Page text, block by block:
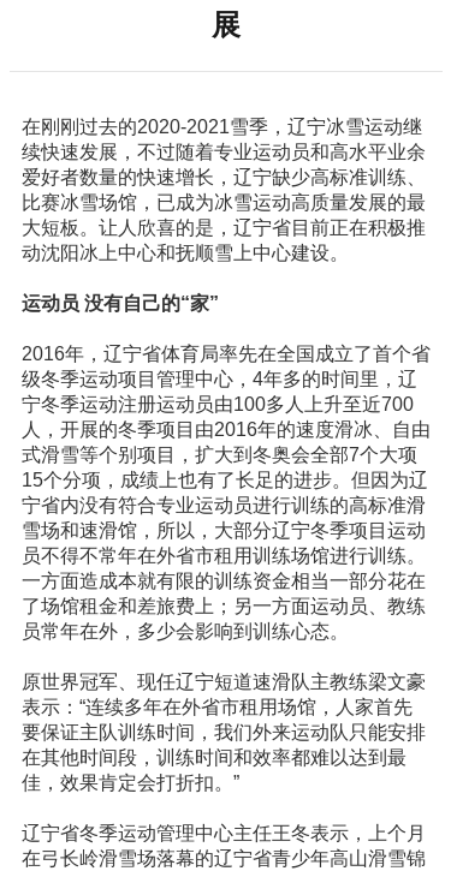
展
在刚刚过去的2020-2021雪季，辽宁冰雪运动继
续快速发展，不过随着专业运动员和高水平业余
爱好者数量的快速增长，辽宁缺少高标准训练、
比赛冰雪场馆，已成为冰雪运动高质量发展的最
大短板。让人欣喜的是，辽宁省目前正在积极推
动沈阳冰上中心和抚顺雪上中心建设。
运动员 没有自己的“家”
2016年，辽宁省体育局率先在全国成立了首个省
级冬季运动项目管理中心，4年多的时间里，辽
宁冬季运动注册运动员由100多人上升至近700
人，开展的冬季项目由2016年的速度滑冰、自由
式滑雪等个别项目，扩大到冬奥会全部7个大项
15个分项，成绩上也有了长足的进步。但因为辽
宁省内没有符合专业运动员进行训练的高标准滑
雪场和速滑馆，所以，大部分辽宁冬季项目运动
员不得不常年在外省市租用训练场馆进行训练。
一方面造成本就有限的训练资金相当一部分花在
了场馆租金和差旅费上；另一方面运动员、教练
员常年在外，多少会影响到训练心态。
原世界冠军、现任辽宁短道速滑队主教练梁文豪
表示：“连续多年在外省市租用场馆，人家首先
要保证主队训练时间，我们外来运动队只能安排
在其他时间段，训练时间和效率都难以达到最
佳，效果肯定会打折扣。”
辽宁省冬季运动管理中心主任王冬表示，上个月
在弓长岭滑雪场落幕的辽宁省青少年高山滑雪锦